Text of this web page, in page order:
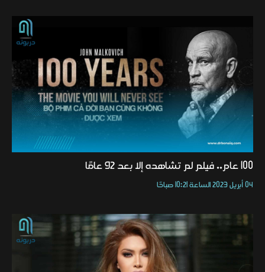
100 عام.. فيلم لم تشاهده إلا بعد 92 عامًا
04 أبريل 2023 الساعة 10:21 صباحًا